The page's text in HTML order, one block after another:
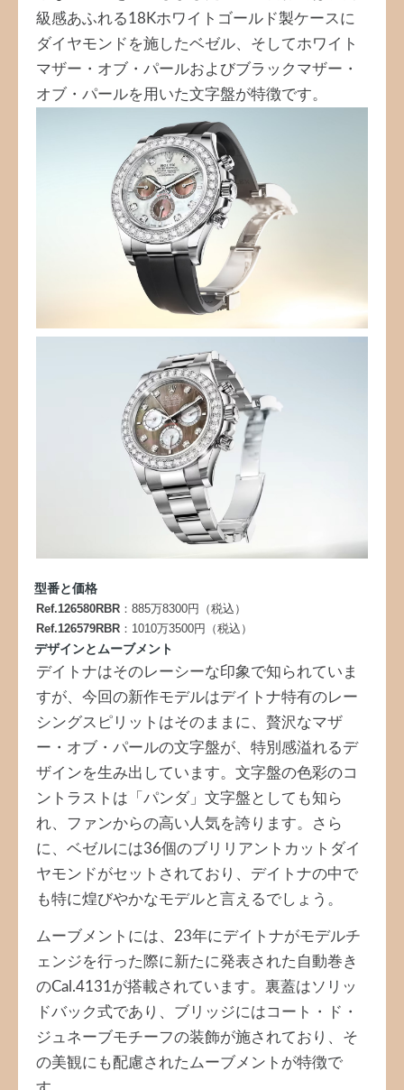
級感あふれる18Kホワイトゴールド製ケースに
ダイヤモンドを施したベゼル、そしてホワイト
マザー・オブ・パールおよびブラックマザー・
オブ・パールを用いた文字盤が特徴です。
型番と価格
Ref.126580RBR ：885万8300円（税込）
Ref.126579RBR ：1010万3500円（税込）
デザインとムーブメント
デイトナはそのレーシーな印象で知られていま
すが、今回の新作モデルはデイトナ特有のレー
シングスピリットはそのままに、贅沢なマザ
ー・オブ・パールの文字盤が、特別感溢れるデ
ザインを生み出しています。文字盤の色彩のコ
ントラストは「パンダ」文字盤としても知ら
れ、ファンからの高い人気を誇ります。さら
に、ベゼルには36個のブリリアントカットダイ
ヤモンドがセットされており、デイトナの中で
も特に煌びやかなモデルと言えるでしょう。
ムーブメントには、23年にデイトナがモデルチ
ェンジを行った際に新たに発表された自動巻き
のCal.4131が搭載されています。裏蓋はソリッ
ドバック式であり、ブリッジにはコート・ド・
ジュネーブモチーフの装飾が施されており、そ
の美観にも配慮されたムーブメントが特徴で